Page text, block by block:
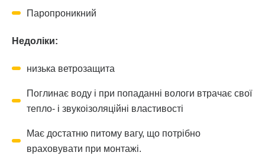
Паропроникний
Недоліки:
низька ветрозащита
Поглинає воду і при попаданні вологи втрачає свої
тепло- і звукоізоляційні властивості
Має достатню питому вагу, що потрібно
враховувати при монтажі.